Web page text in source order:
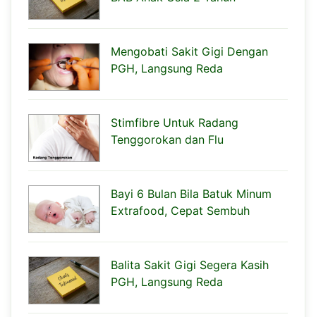
Mengobati Sakit Gigi Dengan
PGH, Langsung Reda
Stimfibre Untuk Radang
Tenggorokan dan Flu
Bayi 6 Bulan Bila Batuk Minum
Extrafood, Cepat Sembuh
Balita Sakit Gigi Segera Kasih
PGH, Langsung Reda